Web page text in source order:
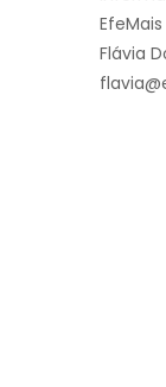
Flávia